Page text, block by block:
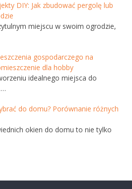
DIY: Jak zbudować pergolę lub
miejscu w swoim ogrodzie,
gospodarczego na
dla hobby
idealnego miejsca do
do domu? Porównanie różnych
okien do domu to nie tylko